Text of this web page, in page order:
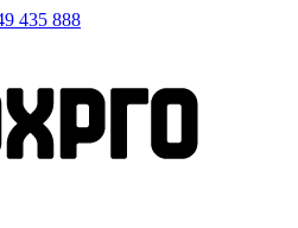
435 888